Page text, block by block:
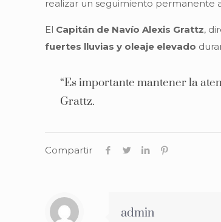
realizar un seguimiento permanente
El Capitán de Navío Alexis Grattz,
fuertes lluvias y oleaje elevado
“Es importante mantener la
Grattz.
Compartir
admin